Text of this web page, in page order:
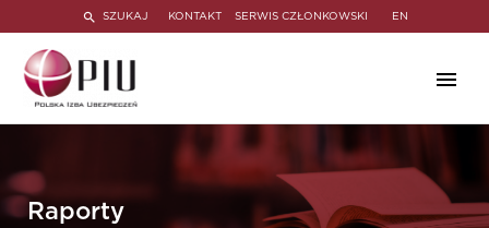
SZUKAJ KONTAKT SERWIS CZŁONKOWSKI EN
Raporty